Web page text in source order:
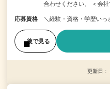
合わせください。 ＜会
応募資格 ＼経験・資格・学歴いっ
後で見る
更新日